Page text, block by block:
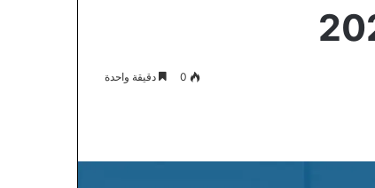
0 دقيقة واحدة